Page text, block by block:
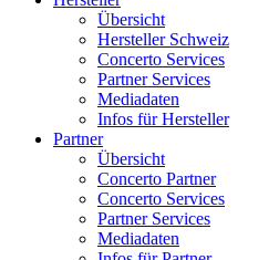
Übersicht
Hersteller Schweiz
Concerto Services
Partner Services
Mediadaten
Infos für Hersteller
Partner
Übersicht
Concerto Partner
Concerto Services
Partner Services
Mediadaten